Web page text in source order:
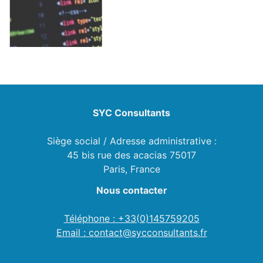
SYC Consultants
Siège social / Adresse administrative :
45 bis rue des acacias 75017
Paris, France
Nous contacter
Téléphone : +33(0)145759205
Email : contact@sycconsultants.fr